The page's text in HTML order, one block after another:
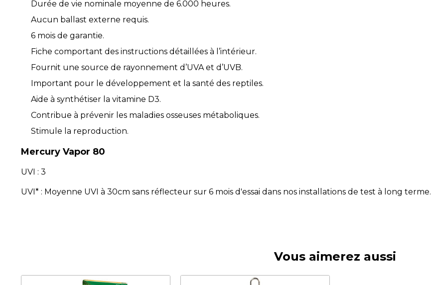
Durée de vie nominale moyenne de 6.000 heures.
Aucun ballast externe requis.
6 mois de garantie.
Fiche comportant des instructions détaillées à l’intérieur.
Fournit une source de rayonnement d’UVA et d’UVB.
Important pour le développement et la santé des reptiles.
Aide à synthétiser la vitamine D3.
Contribue à prévenir les maladies osseuses métaboliques.
Stimule la reproduction.
Mercury Vapor 80
UVI : 3
UVI* : Moyenne UVI à 30cm sans réflecteur sur 6 mois d'essai dans nos installations de test à long terme.
Vous aimerez aussi